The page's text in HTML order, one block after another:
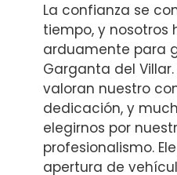
La confianza se
tiempo, y
arduamente para
Garganta del
valoran nuestro
dedicación, y
elegirnos por
profesionalismo.
apertura de